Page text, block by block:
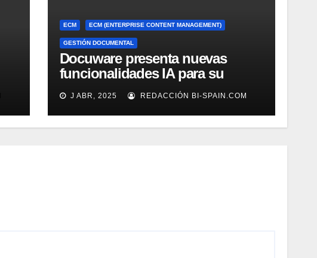
ECM ECM (ENTERPRISE CONTENT MANAGEMENT)
GESTIÓN DOCUMENTAL
Docuware presenta nuevas
funcionalidades IA para su
gestión documental
J ABR, 2025 REDACCIÓN BI-SPAIN.COM